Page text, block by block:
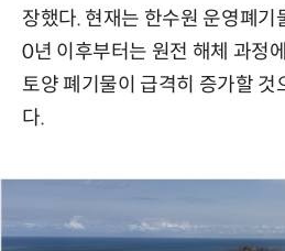
장했다. 현재는 한수원 운영폐
0년 이후부터는 원전 해체 과정
토양 폐기물이 급격히 증가할 것
다.